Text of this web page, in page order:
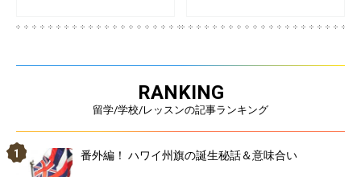
RANKING
留学/学校/レッスンの記事ランキング
番外編！ ハワイ州旗の誕生秘話＆意味合い